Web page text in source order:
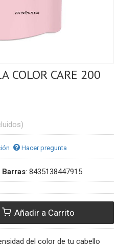
COLOR CARE 200
Hacer pregunta
Barras: 8435138447915
Añadir a Carrito
del color de tu cabello